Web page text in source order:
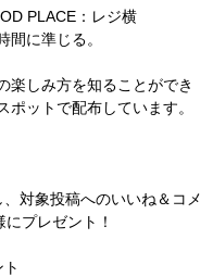
PLACE：レジ横
に準じる。
楽しみ方を知ることができ
ットで配布しています。
対象投稿へのいいね＆コメ
プレゼント！